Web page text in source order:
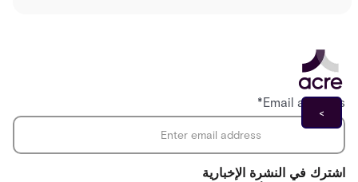
اشترك في النشرة الإخبارية
Email address
*